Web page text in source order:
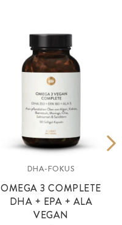
DHA-FOKUS
OMEGA 3 COMPLETE
DHA + EPA + ALA
VEGAN